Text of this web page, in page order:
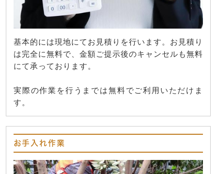
基本的には現地にてお見積りを行います。お見積り
は完全に無料で、金額ご提示後のキャンセルも無料
にて承っております。
実際の作業を行うまでは無料でご利用いただけま
す。
お手入れ作業